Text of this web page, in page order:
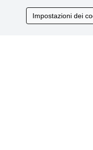
Recensioni
Impostazioni dei